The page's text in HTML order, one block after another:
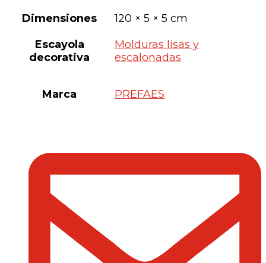
Dimensiones
120 × 5 × 5 cm
Escayola
decorativa
Molduras lisas y
escalonadas
Marca PREFAES